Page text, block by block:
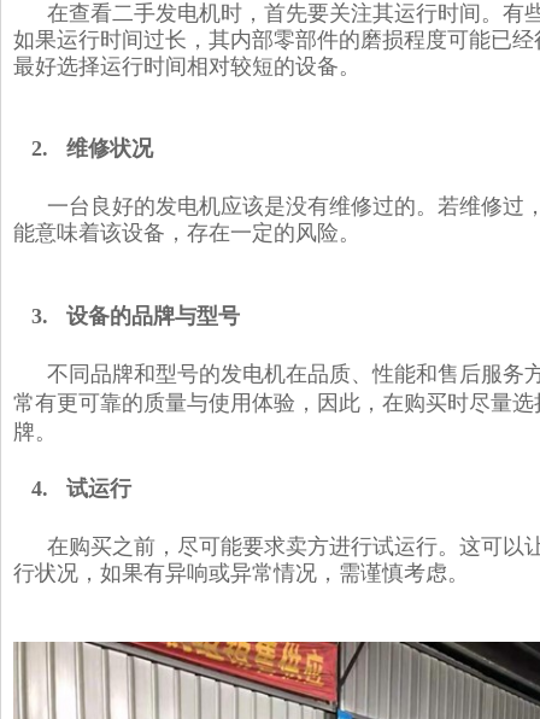
在查看二手发电机时，首先要关注其运行时间。有
如果运行时间过长，其内部零部件的磨损程度可能已
最好选择运行时间相对较短的设备。
2. 维修状况
一台良好的发电机应该是没有维修过的。若维修过
能意味着该设备，存在一定的风险。
3. 设备的品牌与型号
不同品牌和型号的发电机在品质、性能和售后服务
常有更可靠的质量与使用体验，因此，在购买时尽量
牌。
4. 试运行
在购买之前，尽可能要求卖方进行试运行。这可以
行状况，如果有异响或异常情况，需谨慎考虑。